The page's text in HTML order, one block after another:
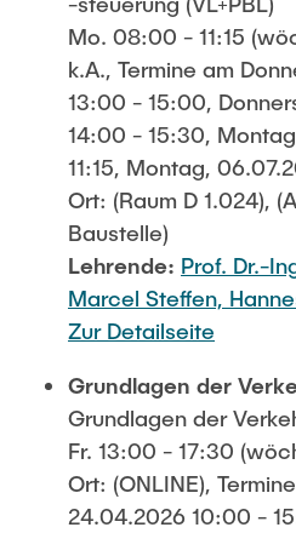
Mo. 08:00 - 11:15
k.A., Termine am
13:00 - 15:00,
14:00 - 15:30,
11:15, Montag,
Ort: (Raum D 1.024),
Baustelle)
Lehrende: Prof. Dr.-
Marcel Steffen,
Zur Detailseite
Grundlagen der
Grundlagen der
Fr. 13:00 - 17:30
Ort: (ONLINE),
24.04.2026 10:00 -